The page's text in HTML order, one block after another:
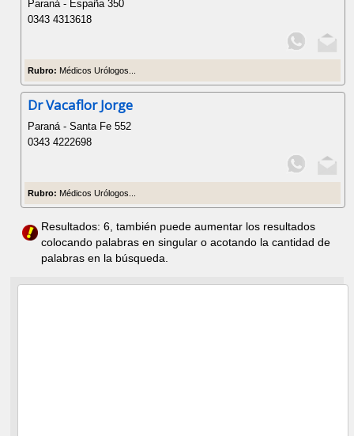
Paraná - España 350
0343 4313618
Rubro: Médicos Urólogos...
Dr Vacaflor Jorge
Paraná - Santa Fe 552
0343 4222698
Rubro: Médicos Urólogos...
Resultados: 6, también puede aumentar los resultados
colocando palabras en singular o acotando la cantidad de
palabras en la búsqueda.